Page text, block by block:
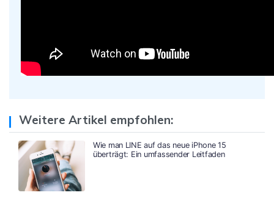
Weitere Artikel empfohlen:
Wie man LINE auf das neue iPhone 15
überträgt: Ein umfassender Leitfaden